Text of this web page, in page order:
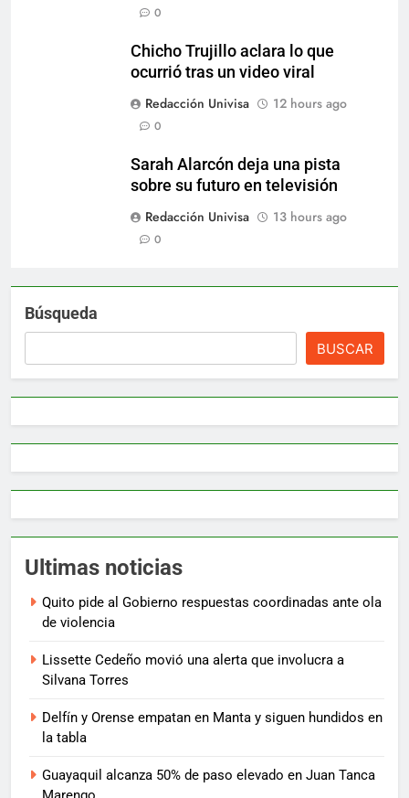
0
Chicho Trujillo aclara lo que
ocurrió tras un video viral
Redacción Univisa
12 hours ago
0
Sarah Alarcón deja una pista
sobre su futuro en televisión
Redacción Univisa
13 hours ago
0
Búsqueda
BUSCAR
Ultimas noticias
Quito pide al Gobierno respuestas coordinadas ante ola
de violencia
Lissette Cedeño movió una alerta que involucra a
Silvana Torres
Delfín y Orense empatan en Manta y siguen hundidos en
la tabla
Guayaquil alcanza 50% de paso elevado en Juan Tanca